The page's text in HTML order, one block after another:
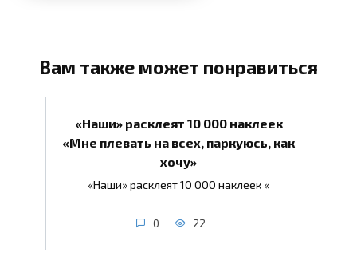
Вам также может понравиться
«Наши» расклеят 10 000 наклеек
«Мне плевать на всех, паркуюсь, как
хочу»
«Наши» расклеят 10 000 наклеек «
0 22